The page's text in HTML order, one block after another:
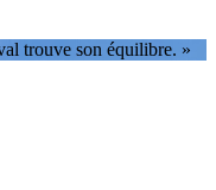
trouve son équilibre. »